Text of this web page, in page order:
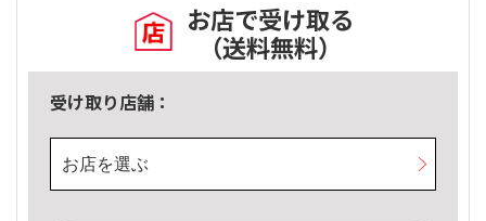
お店で受け取る
（送料無料）
受け取り店舗：
お店を選ぶ